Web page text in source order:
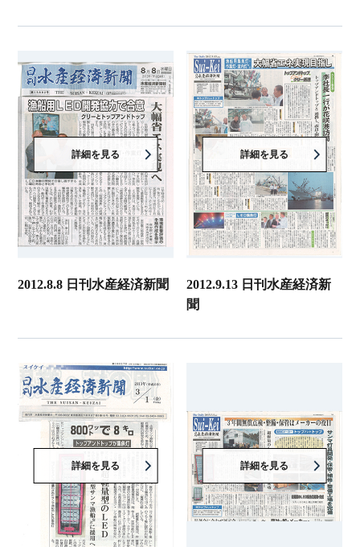
詳細を見る
2012.8.8 日刊水産経済新聞
詳細を見る
2012.9.13 日刊水産経済新
聞
詳細を見る 詳細を見る